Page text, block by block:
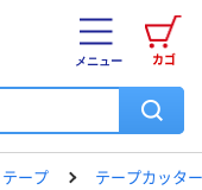
カゴ
メニュー
テープ テープカッター